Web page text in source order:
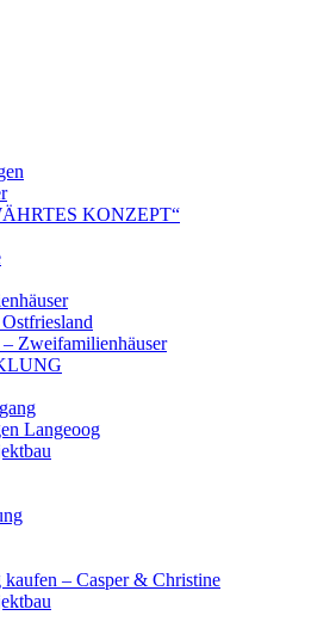
KONZEPT“
Zweifamilienhäuser
Langeoog
– Casper & Christine